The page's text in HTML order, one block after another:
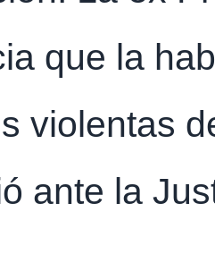
que la
violentas
ante la